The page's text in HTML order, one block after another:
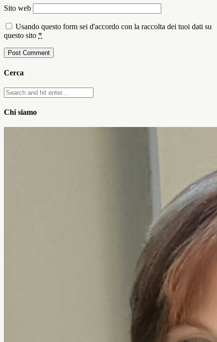
Sito web
Usando questo form sei d'accordo con la raccolta dei tuoi dati su
questo sito *
Cerca
Chi siamo